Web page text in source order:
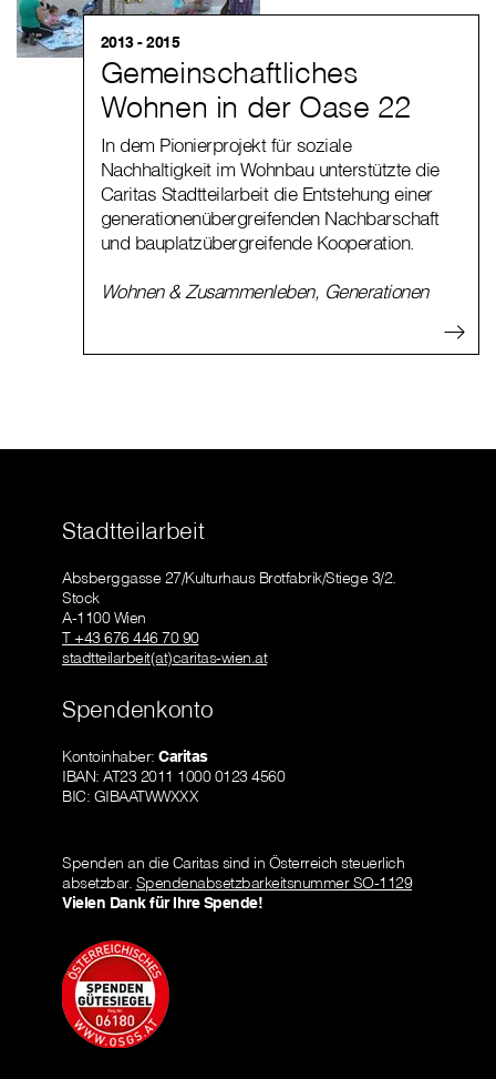
2013 - 2015
Gemeinschaftliches
Wohnen in der Oase 22
In dem Pionierprojekt für soziale
Nachhaltigkeit im Wohnbau unterstützte die
Caritas Stadtteilarbeit die Entstehung einer
generationenübergreifenden Nachbarschaft
und bauplatzübergreifende Kooperation.
Wohnen & Zusammenleben, Generationen
Stadtteilarbeit
Absberggasse 27/Kulturhaus Brotfabrik/Stiege 3/2.
Stock
A-1100 Wien
T +43 676 446 70 90
stadtteilarbeit(at)caritas-wien.at
Spendenkonto
Kontoinhaber: Caritas
IBAN: AT23 2011 1000 0123 4560
BIC: GIBAATWWXXX
Spenden an die Caritas sind in Österreich steuerlich
absetzbar. Spendenabsetzbarkeitsnummer SO-1129
Vielen Dank für Ihre Spende!